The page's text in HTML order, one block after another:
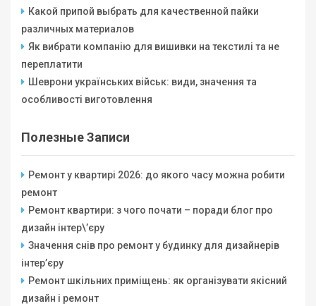
Какой припой выбрать для качественной пайки
различных материалов
Як вибрати компанію для вишивки на текстилі та не
переплатити
Шеврони українських військ: види, значення та
особливості виготовлення
Полезные Записи
Ремонт у квартирі 2026: до якого часу можна робити
ремонт
Ремонт квартири: з чого почати – поради блог про
дизайн інтер\’єру
Значення снів про ремонт у будинку для дизайнерів
інтер’єру
Ремонт шкільних приміщень: як організувати якісний
дизайн і ремонт